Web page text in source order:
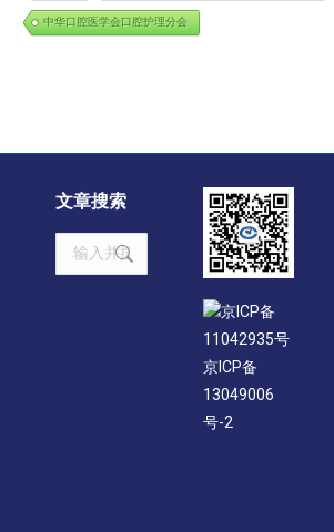
中华口腔医学会口腔护理分会
文章搜索
Search:
京ICP备
11042935号
京ICP备
13049006
号-2